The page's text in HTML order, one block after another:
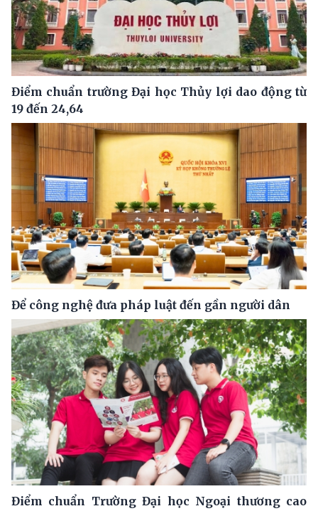
Điểm chuẩn trường Đại học Thủy lợi dao động từ
19 đến 24,64
Để công nghệ đưa pháp luật đến gần người dân
Điểm chuẩn Trường Đại học Ngoại thương cao